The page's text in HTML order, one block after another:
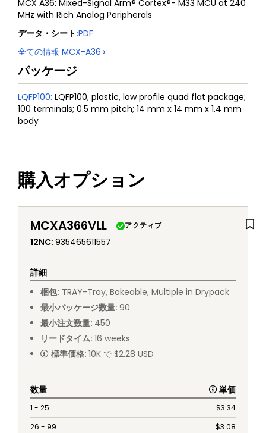
MCX A36: Mixed-Signal Arm® Cortex®- M33 MCU at 240
MHz with Rich Analog Peripherals
データ・シート:PDF
全ての情報 MCX-A36
パッケージ
LQFP100: LQFP100, plastic, low profile quad flat package;
100 terminals; 0.5 mm pitch; 14 mm x 14 mm x 1.4 mm
body
購入オプション
MCXA366VLL アクティブ
12NC: 935465611557
詳細
梱包: TRAY-Tray, Bakeable, Multiple in Drypack
最小パッケージ数量: 90
最小注文数量: 450
リードタイム: 16 weeks
標準価格: 10K で $2.28 USD
数量 単価
1 - 25 $3.34
26 - 99
$3.08